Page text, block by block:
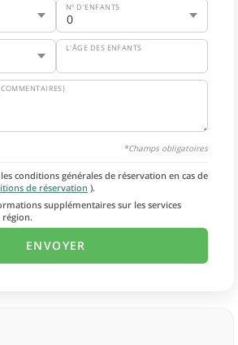
Nº D'ENFANTS
L'ÂGE DES ENFANTS
*Champs obligatoires
conditions générales de réservation en cas de
de réservation ).
supplémentaires sur les services
région.